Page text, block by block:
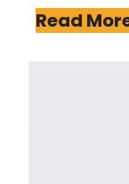
Read